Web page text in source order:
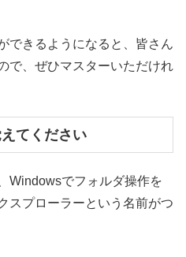
できるようになると、皆さん
で、ぜひマスターいただけれ
てください
Windowsでフォルダ操作を
スプローラーという名前がつ